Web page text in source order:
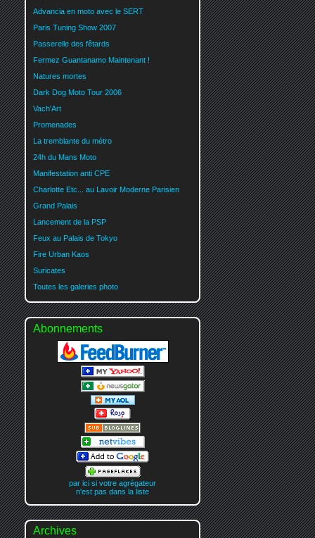
Advancia en moto avec le SERT
Paris Tuning Show 2007
Passerelle des fêtards
Fermez Guantanamo Maintenant !
Natures mortes
Dark Dog Moto Tour 2006
Vach'Art
Promenades
La tremblante du métro
24h du Mans Moto
Manifestation anti CPE
Charlotte Etc... au Lavoir Moderne Parisien
Grand Palais
Lancement de la PSP
Feux au Palais de Tokyo
Fire Urban Kaos
Suricates
Toutes les galeries photo
Abonnements
par ici si votre agrégateur
n'est pas dans la liste
Archives